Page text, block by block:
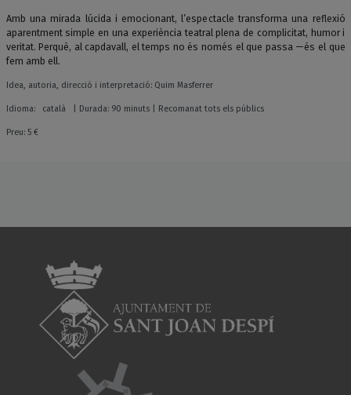
Amb una mirada lúcida i emocionant, l’espectacle transforma una reflexió
aparentment simple en una experiència teatral plena de complicitat, humor i
veritat. Perquè, al capdavall, el temps no és només el que passa —és el que
fem amb ell.
Idea, autoria, direcció i interpretació: Quim Masferrer
Idioma: català | Durada: 90 minuts | Recomanat tots els públics
Preu: 5 €